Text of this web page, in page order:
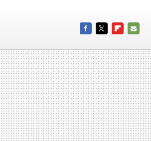
MAIL